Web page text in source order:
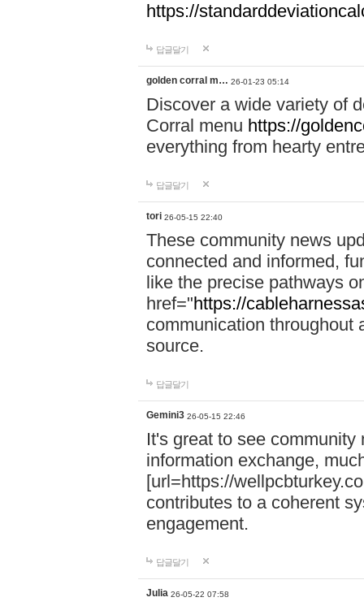
https://
답글달기
golden corral m… 26-01-23 05:14
Discover a wide variety of
Corral menu https://
everything from hearty
답글달기
tori 26-05-15 22:40
These community news
connected and informed,
like the precise pathways
href="https://
communication throughout
source.
답글달기
Gemini3 26-05-15 22:46
It's great to see
information exchange,
[url=https://
contributes to a coherent
engagement.
답글달기
Julia 26-05-22 07:58